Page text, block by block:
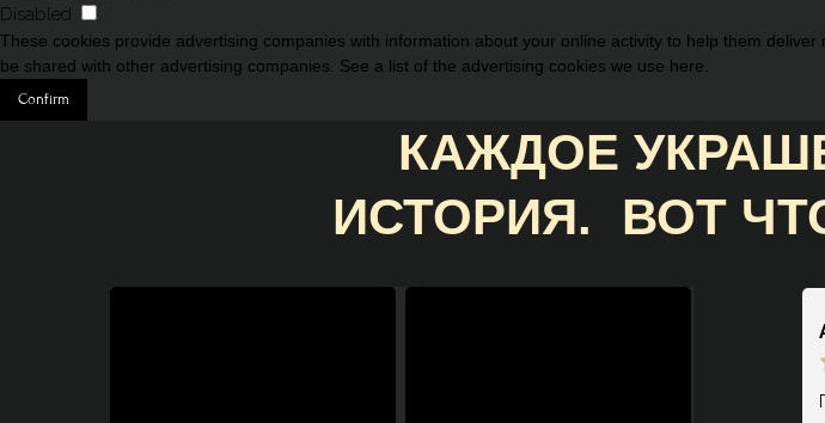
Disabled
These cookies provide advertising companies with information about your online activity to help them
be shared with other advertising companies. See a list of the advertising cookies we use here.
Confirm
КАЖДОЕ
ИСТОРИЯ. ВОТ
НАШИ